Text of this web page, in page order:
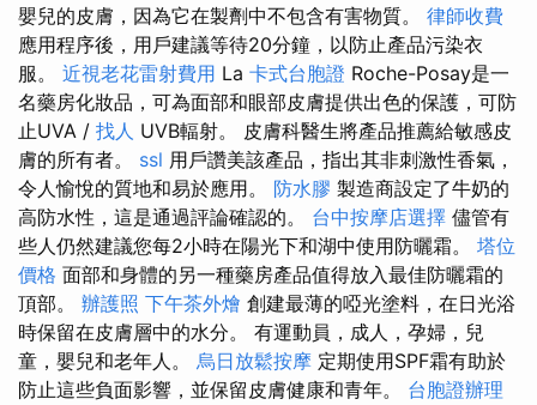
嬰兒的皮膚，因為它在製劑中不包含有害物質。 律師收費
應用程序後，用戶建議等待20分鐘，以防止產品污染衣
服。 近視老花雷射費用 La 卡式台胞證 Roche-Posay是一
名藥房化妝品，可為面部和眼部皮膚提供出色的保護，可防
止UVA / 找人 UVB輻射。 皮膚科醫生將產品推薦給敏感皮
膚的所有者。 ssl 用戶讚美該產品，指出其非刺激性香氣，
令人愉悅的質地和易於應用。 防水膠 製造商設定了牛奶的
高防水性，這是通過評論確認的。 台中按摩店選擇 儘管有
些人仍然建議您每2小時在陽光下和湖中使用防曬霜。 塔位
價格 面部和身體的另一種藥房產品值得放入最佳防曬霜的
頂部。 辦護照 下午茶外燴 創建最薄的啞光塗料，在日光浴
時保留在皮膚層中的水分。 有運動員，成人，孕婦，兒
童，嬰兒和老年人。 烏日放鬆按摩 定期使用SPF霜有助於
防止這些負面影響，並保留皮膚健康和青年。 台胞證辦理